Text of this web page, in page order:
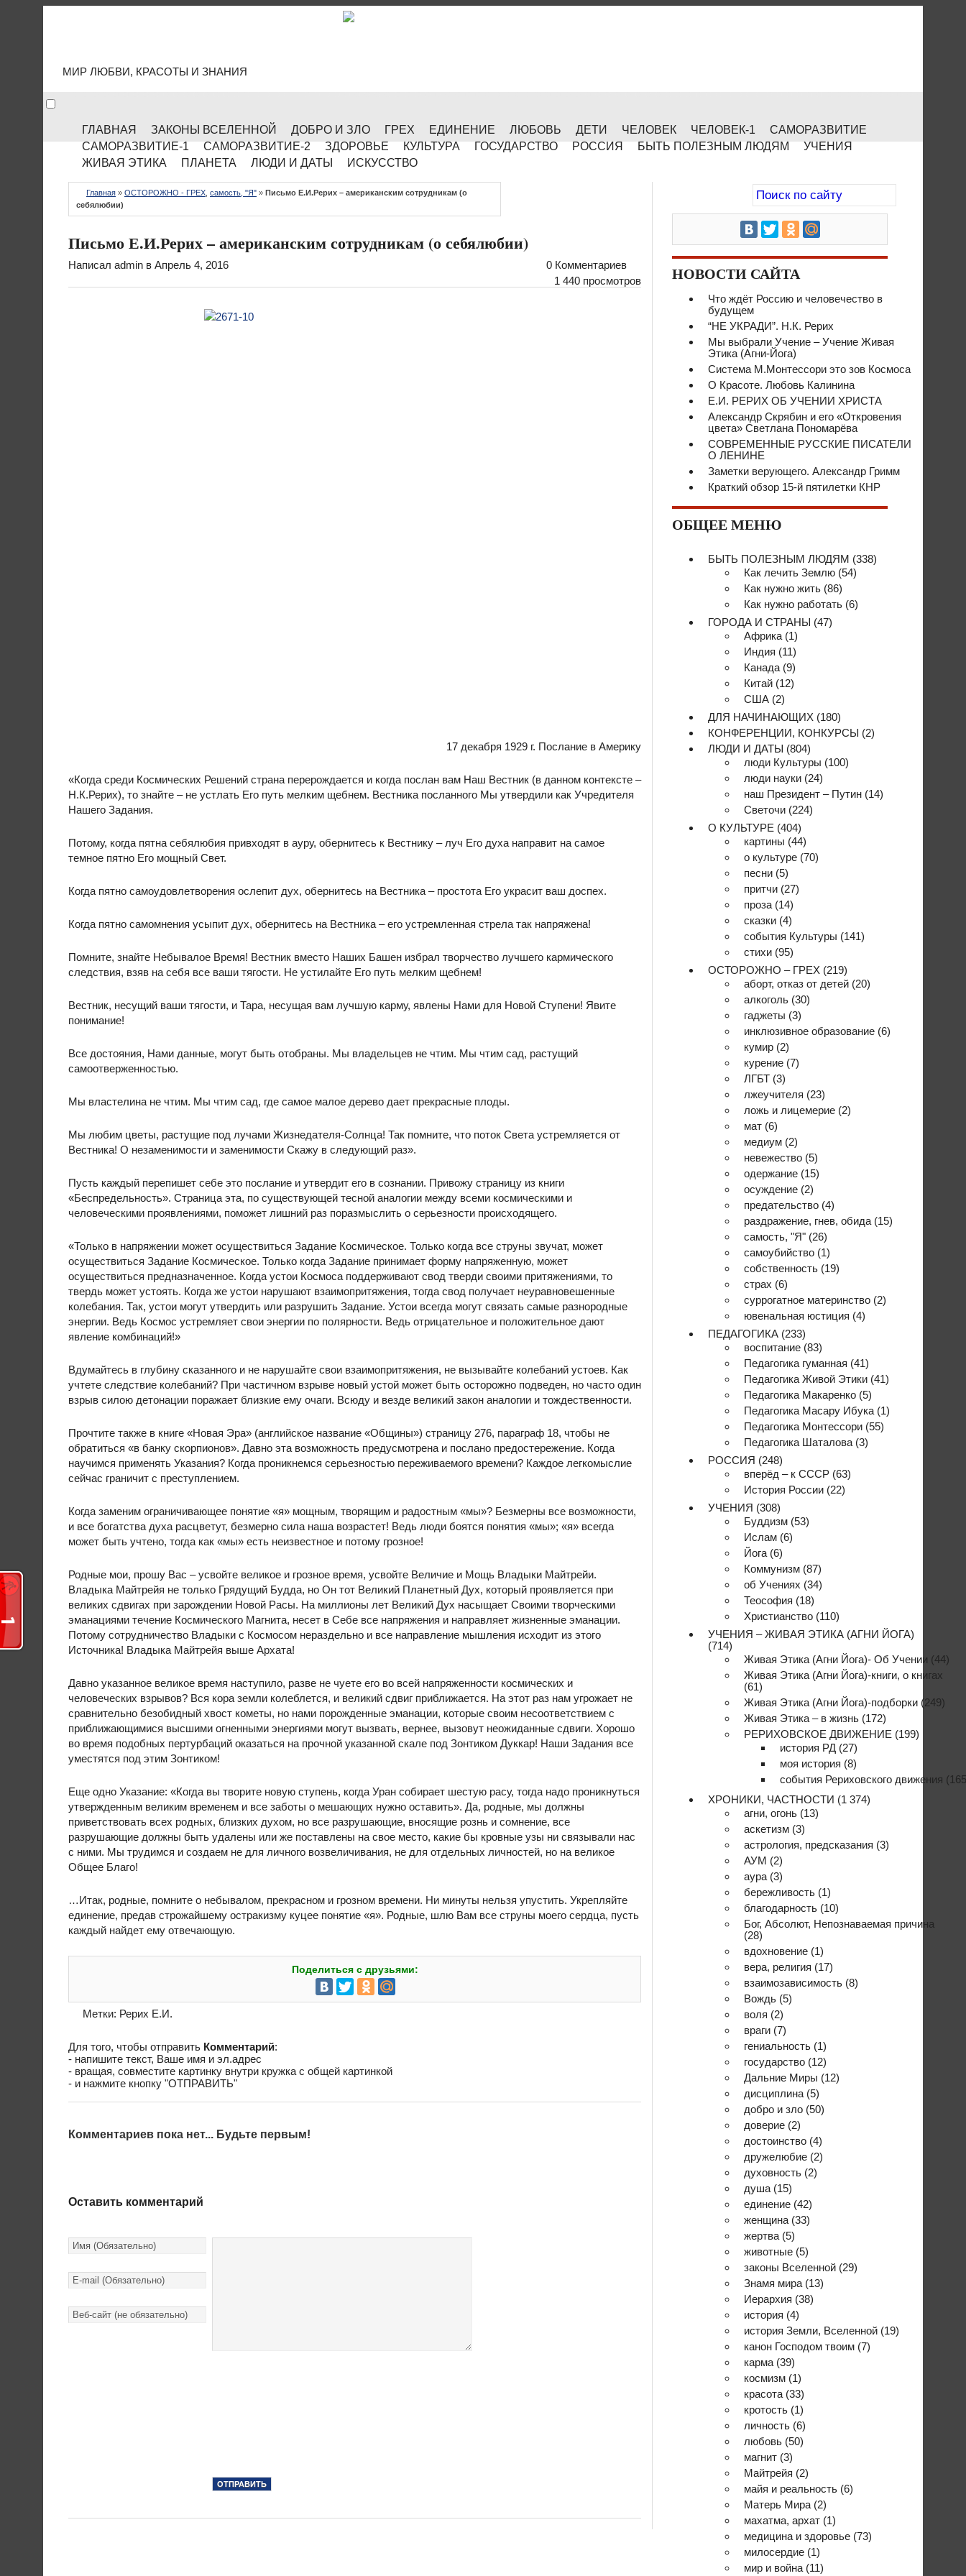
МИР ЛЮБВИ, КРАСОТЫ И ЗНАНИЯ
ГЛАВНАЯ ЗАКОНЫ ВСЕЛЕННОЙ ДОБРО И ЗЛО ГРЕХ ЕДИНЕНИЕ ЛЮБОВЬ ДЕТИ ЧЕЛОВЕК ЧЕЛОВЕК-1
САМОРАЗВИТИЕ
САМОРАЗВИТИЕ-1
САМОРАЗВИТИЕ-2 ЗДОРОВЬЕ КУЛЬТУРА ГОСУДАРСТВО РОССИЯ БЫТЬ ПОЛЕЗНЫМ ЛЮДЯМ
УЧЕНИЯ
ЖИВАЯ ЭТИКА
ПЛАНЕТА ЛЮДИ И ДАТЫ ИСКУССТВО
Главная » ОСТОРОЖНО - ГРЕХ самость, "Я" » Письмо Е.И.Рерих – американским сотрудникам (о
себялюбии)
Письмо Е.И.Рерих – американским сотрудникам (о себялюбии)
Написал admin в Апрель 4, 2016
0 Комментариев
1 440 просмотров
17 декабря 1929 г. Послание в Америку
«Когда среди Космических Решений страна перерождается и когда послан вам Наш Вестник (в данном контексте –
Н.К.Рерих), то знайте – не устлать Его путь мелким щебнем. Вестника посланного Мы утвердили как Учредителя
Нашего Задания.
Потому, когда пятна себялюбия привходят в ауру, обернитесь к Вестнику – луч Его духа направит на самое
темное пятно Его мощный Свет.
Когда пятно самоудовлетворения ослепит дух, обернитесь на Вестника – простота Его украсит ваш доспех.
Когда пятно самомнения усыпит дух, обернитесь на Вестника – его устремленная стрела так напряжена!
Помните, знайте Небывалое Время! Вестник вместо Наших Башен избрал творчество лучшего кармического
следствия, взяв на себя все ваши тягости. Не устилайте Его путь мелким щебнем!
Вестник, несущий ваши тягости, и Тара, несущая вам лучшую карму, явлены Нами для Новой Ступени! Явите
понимание!
Все достояния, Нами данные, могут быть отобраны. Мы владельцев не чтим. Мы чтим сад, растущий
самоотверженностью.
Мы властелина не чтим. Мы чтим сад, где самое малое дерево дает прекрасные плоды.
Мы любим цветы, растущие под лучами Жизнедателя-Солнца! Так помните, что поток Света устремляется от
Вестника! О незаменимости и заменимости Скажу в следующий раз».
Пусть каждый перепишет себе это послание и утвердит его в сознании. Привожу страницу из книги
«Беспредельность». Страница эта, по существующей тесной аналогии между всеми космическими и
человеческими проявлениями, поможет лишний раз поразмыслить о серьезности происходящего.
«Только в напряжении может осуществиться Задание Космическое. Только когда все струны звучат, может
осуществиться Задание Космическое. Только когда Задание принимает форму напряженную, может
осуществиться предназначенное. Когда устои Космоса поддерживают свод тверди своими притяжениями, то
твердь может устоять. Когда же устои нарушают взаимопритяжения, тогда свод получает неуравновешенные
колебания. Так, устои могут утвердить или разрушить Задание. Устои всегда могут связать самые разнородные
энергии. Ведь Космос устремляет свои энергии по полярности. Ведь отрицательное и положительное дают
явление комбинаций!»
Вдумайтесь в глубину сказанного и не нарушайте свои взаимопритяжения, не вызывайте колебаний устоев. Как
учтете следствие колебаний? При частичном взрыве новый устой может быть осторожно подведен, но часто один
взрыв силою детонации поражает близкие ему очаги. Всюду и везде великий закон аналогии и тождественности.
Прочтите также в книге «Новая Эра» (английское название «Общины») страницу 276, параграф 18, чтобы не
обратиться «в банку скорпионов». Давно эта возможность предусмотрена и послано предостережение. Когда
научимся применять Указания? Когда проникнемся серьезностью переживаемого времени? Каждое легкомыслие
сейчас граничит с преступлением.
Когда заменим ограничивающее понятие «я» мощным, творящим и радостным «мы»? Безмерны все возможности,
и все богатства духа расцветут, безмерно сила наша возрастет! Ведь люди боятся понятия «мы»; «я» всегда
может быть учтено, тогда как «мы» есть неизвестное и потому грозное!
Родные мои, прошу Вас – усвойте великое и грозное время, усвойте Величие и Мощь Владыки Майтрейи.
Владыка Майтрейя не только Грядущий Будда, но Он тот Великий Планетный Дух, который проявляется при
великих сдвигах при зарождении Новой Расы. На миллионы лет Великий Дух насыщает Своими творческими
эманациями течение Космического Магнита, несет в Себе все напряжения и направляет жизненные эманации.
Потому сотрудничество Владыки с Космосом нераздельно и все направление мышления исходит из этого
Источника! Владыка Майтрейя выше Архата!
Давно указанное великое время наступило, разве не чуете его во всей напряженности космических и
человеческих взрывов? Вся кора земли колеблется, и великий сдвиг приближается. На этот раз нам угрожает не
сравнительно безобидный хвост кометы, но нами порожденные эманации, которые своим несоответствием с
приближающимися высшими огненными энергиями могут вызвать, вернее, вызовут неожиданные сдвиги. Хорошо
во время подобных пертурбаций оказаться на прочной указанной скале под Зонтиком Дуккар! Наши Задания все
уместятся под этим Зонтиком!
Еще одно Указание: «Когда вы творите новую ступень, когда Уран собирает шестую расу, тогда надо проникнуться
утвержденным великим временем и все заботы о мешающих нужно оставить». Да, родные, мы должны
приветствовать всех родных, близких духом, но все разрушающие, вносящие рознь и сомнение, все
разрушающие должны быть удалены или же поставлены на свое место, какие бы кровные узы ни связывали нас
с ними. Мы трудимся и создаем не для личного возвеличивания, не для отдельных личностей, но на великое
Общее Благо!
…Итак, родные, помните о небывалом, прекрасном и грозном времени. Ни минуты нельзя упустить. Укрепляйте
единение, предав строжайшему остракизму куцее понятие «я». Родные, шлю Вам все струны моего сердца, пусть
каждый найдет ему отвечающую.
Поделиться с друзьями:
Метки: Рерих Е.И.
Для того, чтобы отправить Комментарий:
- напишите текст, Ваше имя и эл.адрес
- вращая, совместите картинку внутри кружка с общей картинкой
- и нажмите кнопку "ОТПРАВИТЬ"
Комментариев пока нет... Будьте первым!
Оставить комментарий
НОВОСТИ САЙТА
Что ждёт Россию и человечество в
будущем
“НЕ УКРАДИ”. Н.К. Рерих
Мы выбрали Учение – Учение Живая
Этика (Агни-Йога)
Система М.Монтессори это зов Космоса
О Красоте. Любовь Калинина
Е.И. РЕРИХ ОБ УЧЕНИИ ХРИСТА
Александр Скрябин и его «Откровения
цвета» Светлана Пономарёва
СОВРЕМЕННЫЕ РУССКИЕ ПИСАТЕЛИ
О ЛЕНИНЕ
Заметки верующего. Александр Гримм
Краткий обзор 15-й пятилетки КНР
ОБЩЕЕ МЕНЮ
БЫТЬ ПОЛЕЗНЫМ ЛЮДЯМ (338)
Как лечить Землю (54)
Как нужно жить (86)
Как нужно работать (6)
ГОРОДА И СТРАНЫ (47)
Африка (1)
Индия (11)
Канада (9)
Китай (12)
США (2)
ДЛЯ НАЧИНАЮЩИХ (180)
КОНФЕРЕНЦИИ, КОНКУРСЫ (2)
ЛЮДИ И ДАТЫ (804)
люди Культуры (100)
люди науки (24)
наш Президент – Путин (14)
Светочи (224)
О КУЛЬТУРЕ (404)
картины (44)
о культуре (70)
песни (5)
притчи (27)
проза (14)
сказки (4)
события Культуры (141)
стихи (95)
ОСТОРОЖНО – ГРЕХ (219)
аборт, отказ от детей (20)
алкоголь (30)
гаджеты (3)
инклюзивное образование (6)
кумир (2)
курение (7)
ЛГБТ (3)
лжеучителя (23)
ложь и лицемерие (2)
мат (6)
медиум (2)
невежество (5)
одержание (15)
осуждение (2)
предательство (4)
раздражение, гнев, обида (15)
самость, "Я" (26)
самоубийство (1)
собственность (19)
страх (6)
суррогатное материнство (2)
ювенальная юстиция (4)
ПЕДАГОГИКА (233)
воспитание (83)
Педагогика гуманная (41)
Педагогика Живой Этики (41)
Педагогика Макаренко (5)
Педагогика Масару Ибука (1)
Педагогика Монтессори (55)
Педагогика Шаталова (3)
РОССИЯ (248)
вперёд – к СССР (63)
История России (22)
УЧЕНИЯ (308)
Буддизм (53)
Ислам (6)
Йога (6)
Коммунизм (87)
об Учениях (34)
Теософия (18)
Христианство (110)
УЧЕНИЯ – ЖИВАЯ ЭТИКА (АГНИ ЙОГА)
(714)
Живая Этика (Агни Йога)- Об Учении (44)
Живая Этика (Агни Йога)-книги, о книгах
(61)
Живая Этика (Агни Йога)-подборки (249)
Живая Этика – в жизнь (172)
РЕРИХОВСКОЕ ДВИЖЕНИЕ (199)
история РД (27)
моя история (8)
события Рериховского движения
ХРОНИКИ, ЧАСТНОСТИ (1 374)
агни, огонь (13)
аскетизм (3)
астрология, предсказания (3)
АУМ (2)
аура (3)
бережливость (1)
благодарность (10)
Бог, Абсолют, Непознаваемая причина
(28)
вдохновение (1)
вера, религия (17)
взаимозависимость (8)
Вождь (5)
воля (2)
враги (7)
гениальность (1)
государство (12)
Дальние Миры (12)
дисциплина (5)
добро и зло (50)
доверие (2)
достоинство (4)
дружелюбие (2)
духовность (2)
душа (15)
единение (42)
женщина (33)
жертва (5)
животные (5)
законы Вселенной (29)
Знамя мира (13)
Иерархия (38)
история (4)
история Земли, Вселенной (19)
канон Господом твоим (7)
карма (39)
космизм (1)
красота (33)
кротость (1)
личность (6)
любовь (50)
магнит (3)
Майтрейя (2)
майя и реальность (6)
Матерь Мира (2)
махатма, архат (1)
медицина и здоровье (73)
милосердие (1)
мир и война (11)